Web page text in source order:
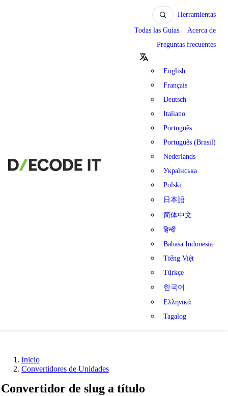
Herramientas
Todas las Guías
Acerca de
Preguntas frecuentes
English
Français
Deutsch
Italiano
Português
Português (Brasil)
Nederlands
Українська
Polski
日本語
简体中文
हिन्दी
Bahasa Indonesia
Tiếng Việt
Türkçe
한국어
Ελληνικά
Tagalog
Inicio
Convertidores de Unidades
Convertidor de slug a título